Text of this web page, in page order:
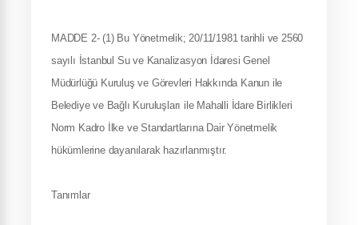
MADDE 2- (1) Bu Yönetmelik; 20/11/1981 tarihli ve 2560
sayılı İstanbul Su ve Kanalizasyon İdaresi Genel
Müdürlüğü Kuruluş ve Görevleri Hakkında Kanun ile
Belediye ve Bağlı Kuruluşları ile Mahalli İdare Birlikleri
Norm Kadro İlke ve Standartlarına Dair Yönetmelik
hükümlerine dayanılarak hazırlanmıştır.
Tanımlar